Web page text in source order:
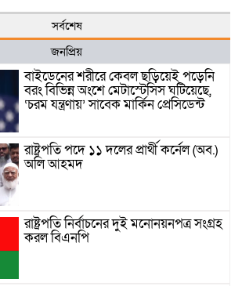
সর্বশেষ
জনপ্রিয়
বাইডেনের শরীরে কেবল ছড়িয়েই পড়েনি
বরং বিভিন্ন অংশে মেটাস্টেসিস ঘটিয়েছে,
‘চরম যন্ত্রণায়’ সাবেক মার্কিন প্রেসিডেন্ট
রাষ্ট্রপতি পদে ১১ দলের প্রার্থী কর্নেল (অব.)
অলি আহমদ
রাষ্ট্রপতি নির্বাচনের দুই মনোনয়নপত্র সংগ্রহ
করল বিএনপি